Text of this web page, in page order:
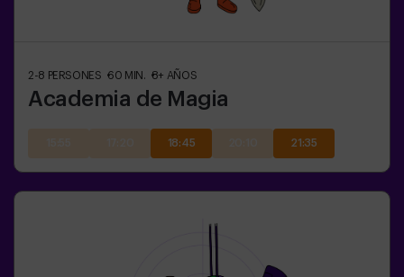
2-8 PERSONES 60 MIN. 8+ AÑOS
Academia de Magia
18:45 21:35